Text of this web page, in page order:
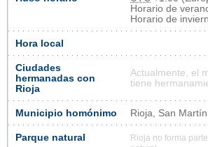
Horario de
Horario de
Hora local
Ciudades
hermanadas con
Rioja
Actualmente, el
tiene
Municipio homónimo Rioja, San
Parque natural
Rioja no forma